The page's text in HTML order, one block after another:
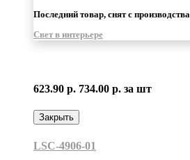
Последний товар, снят с производства
Свет в интерьере
623.90 р. 734.00 р. за шт
Закрыть
LSC-4906-01